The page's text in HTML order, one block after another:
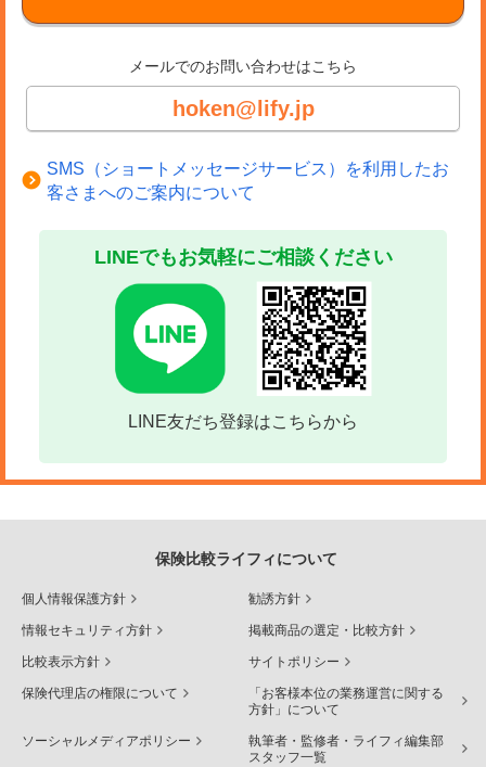
メールでのお問い合わせはこちら
hoken@lify.jp
SMS（ショートメッセージサービス）を利用したお
客さまへのご案内について
LINEでもお気軽にご相談ください
LINE友だち登録はこちらから
保険比較ライフィについて
個人情報保護方針 勧誘方針
情報セキュリティ方針 掲載商品の選定・比較方針
比較表示方針 サイトポリシー
保険代理店の権限について
「お客様本位の業務運営に関する
方針」について
ソーシャルメディアポリシー
執筆者・監修者・ライフィ編集部
スタッフ一覧